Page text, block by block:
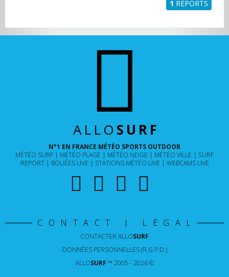
1 REPORTS
ALLO SURF
N°1 EN FRANCE MÉTÉO SPORTS OUTDOOR
MÉTÉO SURF
MÉTÉO PLAGE MÉTÉO NEIGE MÉTÉO VILLE
SURF
REPORT
BOUÉES LIVE STATIONS MÉTÉO LIVE WEBCAMS LIVE
CONTACT | LÉGAL
CONTACTER ALLOSURF
DONNÉES PERSONNELLES (R.G.P.D.)
ALLOSURF ™ 2005 - 2026 ©